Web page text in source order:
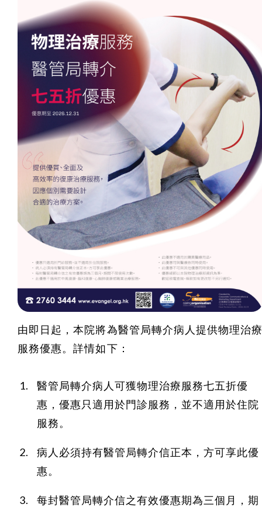
由即日起，本院將為醫管局轉介病人提供物理治
服務優惠。詳情如下：
醫管局轉介病人可獲物理治療服務七五折優
惠，優惠只適用於門診服務，並不適用於住院
服務。
病人必須持有醫管局轉介信正本，方可享此優
惠。
每封醫管局轉介信之有效優惠期為三個月，期